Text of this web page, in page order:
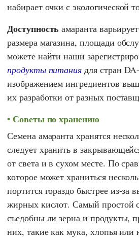
набирает очки с экологической
Доступность амаранта
размера магазина, площади
можете найти наши
продукты питания для стран
изображением ингредиентов
их разработки от разных
Советы по хранению
Семена амаранта хранятся
следует хранить в
от света и в сухом месте. По
которое может храниться
портится гораздо быстрее из-за
жирных кислот. Самый простой
съедобны ли зерна и продукты,
них, такие как мука, хлопья